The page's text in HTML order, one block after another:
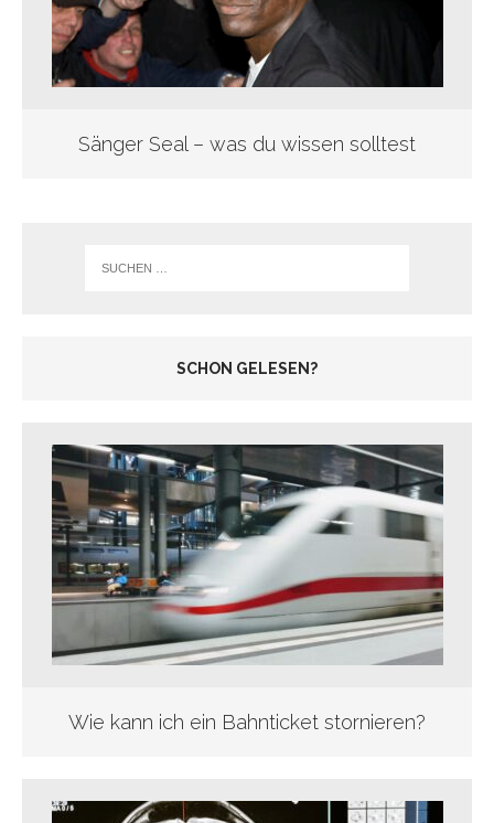
Sänger Seal – was du wissen solltest
SCHON GELESEN?
Wie kann ich ein Bahnticket stornieren?